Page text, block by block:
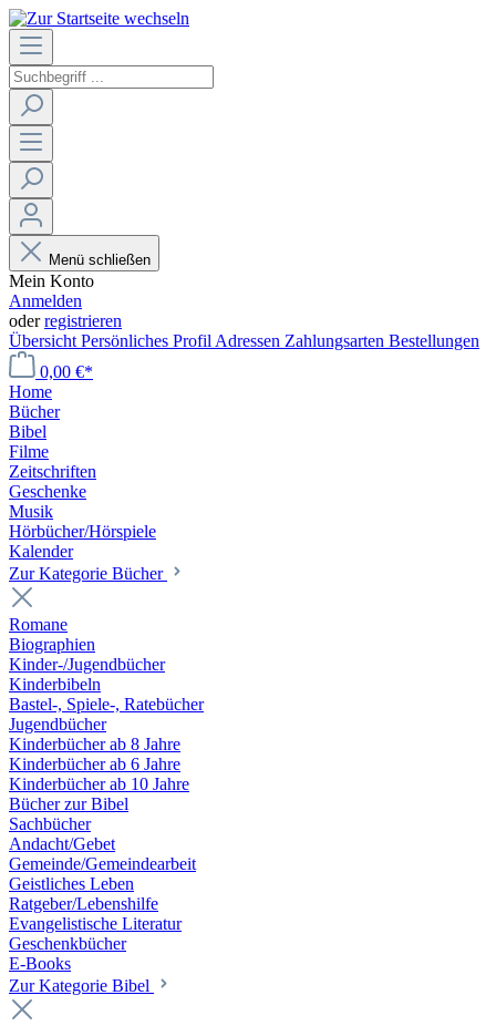
Menü schließen
Mein Konto
Anmelden
oderregistrieren
Übersicht Persönliches Profil Adressen Zahlungsarten Bestellungen
0,00 €*
Home
Bücher
Bibel
Filme
Zeitschriften
Geschenke
Musik
Hörbücher/Hörspiele
Kalender
Zur Kategorie Bücher
Romane
Biographien
Kinder-/Jugendbücher
Kinderbibeln
Bastel-, Spiele-, Ratebücher
Jugendbücher
Kinderbücher ab 8 Jahre
Kinderbücher ab 6 Jahre
Kinderbücher ab 10 Jahre
Bücher zur Bibel
Sachbücher
Andacht/Gebet
Gemeinde/Gemeindearbeit
Geistliches Leben
Ratgeber/Lebenshilfe
Evangelistische Literatur
Geschenkbücher
E-Books
Zur Kategorie Bibel